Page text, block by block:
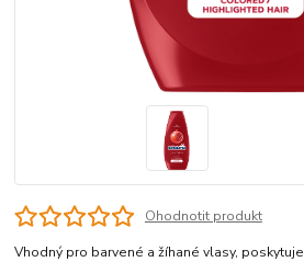
Ohodnotit produkt
Vhodný pro barvené a žíhané vlasy,